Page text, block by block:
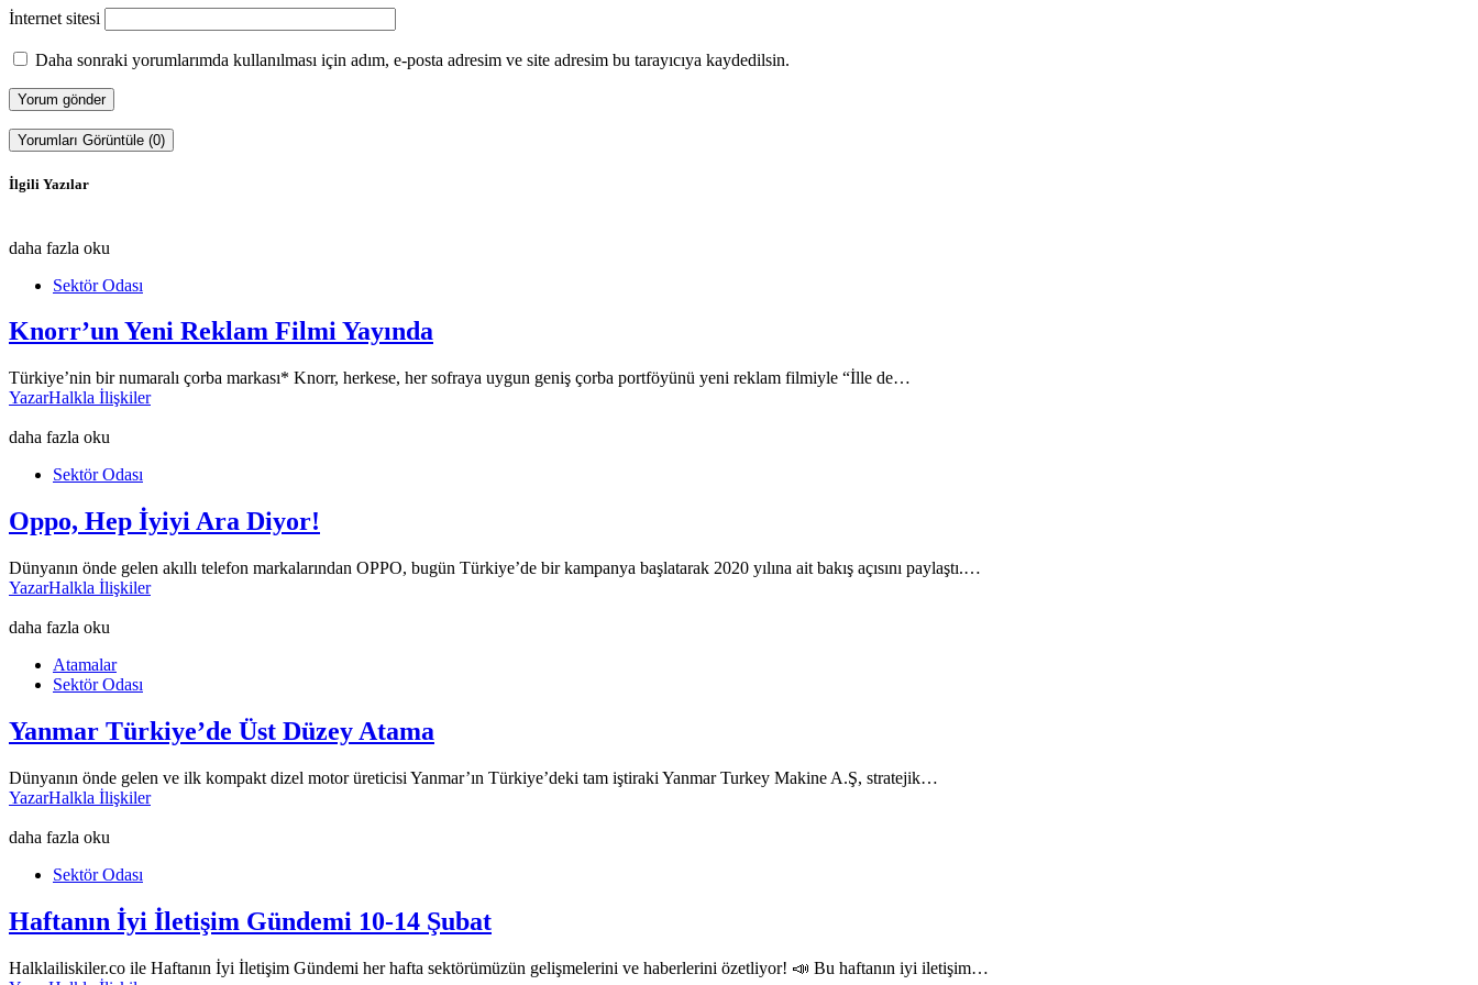
İnternet sitesi
Daha sonraki yorumlarımda kullanılması için adım, e-posta adresim ve site adresim bu tarayıcıya kaydedilsin.
Yorumları Görüntüle (0)
İlgili Yazılar
daha fazla oku
Sektör Odası
Knorr’un Yeni Reklam Filmi Yayında
Türkiye’nin bir numaralı çorba markası* Knorr, herkese, her sofraya uygun geniş çorba portföyünü yeni reklam filmiyle “İlle de…
YazarHalkla İlişkiler
daha fazla oku
Sektör Odası
Oppo, Hep İyiyi Ara Diyor!
Dünyanın önde gelen akıllı telefon markalarından OPPO, bugün Türkiye’de bir kampanya başlatarak 2020 yılına ait bakış açısını paylaştı.…
YazarHalkla İlişkiler
daha fazla oku
Atamalar
Sektör Odası
Yanmar Türkiye’de Üst Düzey Atama
Dünyanın önde gelen ve ilk kompakt dizel motor üreticisi Yanmar’ın Türkiye’deki tam iştiraki Yanmar Turkey Makine A.Ş, stratejik…
YazarHalkla İlişkiler
daha fazla oku
Sektör Odası
Haftanın İyi İletişim Gündemi 10-14 Şubat
Halklailiskiler.co ile Haftanın İyi İletişim Gündemi her hafta sektörümüzün gelişmelerini ve haberlerini özetliyor! 📣 Bu haftanın iyi iletişim…